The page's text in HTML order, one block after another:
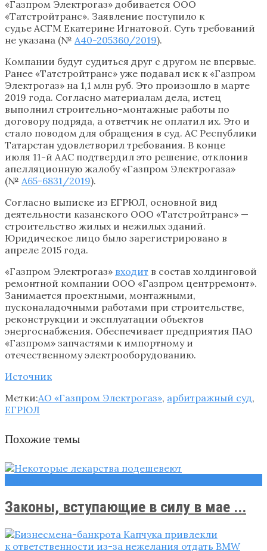
«Газпром Электрогаз» добивается ООО
«Татстройтранс». Заявление поступило к
судье АСГМ Екатерине Игнатовой. Суть требований
не указана (№ А40-205360/2019).
Компании будут судиться друг с другом не впервые.
Ранее «Татстройтранс» уже подавал иск к «Газпром
Электрогаз» на 1,1 млн руб. Это произошло в марте
2019 года. Согласно материалам дела, истец
выполнил строительно-монтажные работы по
договору подряда, а ответчик не оплатил их. Это и
стало поводом для обращения в суд. АС Республики
Татарстан удовлетворил требования. В конце
июля 11-й ААС подтвердил это решение, отклонив
апелляционную жалобу «Газпром Электрогаза»
(№ А65-6831/2019).
Согласно выписке из ЕГРЮЛ, основной вид
деятельности казанского ООО «Татстройтранс» —
строительство жилых и нежилых зданий.
Юридическое лицо было зарегистрировано в
апреле 2015 года.
«Газпром Электрогаз» входит в состав холдинговой
ремонтной компании ООО «Газпром центрремонт».
Занимается проектными, монтажными,
пусконаладочными работами при строительстве,
реконструкции и эксплуатации объектов
энергоснабжения. Обеспечивает предприятия ПАО
«Газпром» запчастями к импортному и
отечественному электрооборудованию.
Источник
Метки:АО «Газпром Электрогаз», арбитражный суд,
ЕГРЮЛ
Похожие темы
Законы, вступающие в силу в мае ...